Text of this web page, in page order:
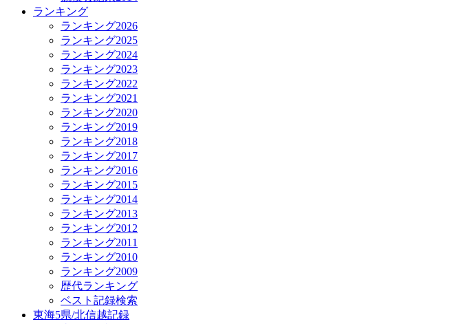
ランキング
ランキング2026
ランキング2025
ランキング2024
ランキング2023
ランキング2022
ランキング2021
ランキング2020
ランキング2019
ランキング2018
ランキング2017
ランキング2016
ランキング2015
ランキング2014
ランキング2013
ランキング2012
ランキング2011
ランキング2010
ランキング2009
歴代ランキング
ベスト記録検索
東海5県/北信越記録